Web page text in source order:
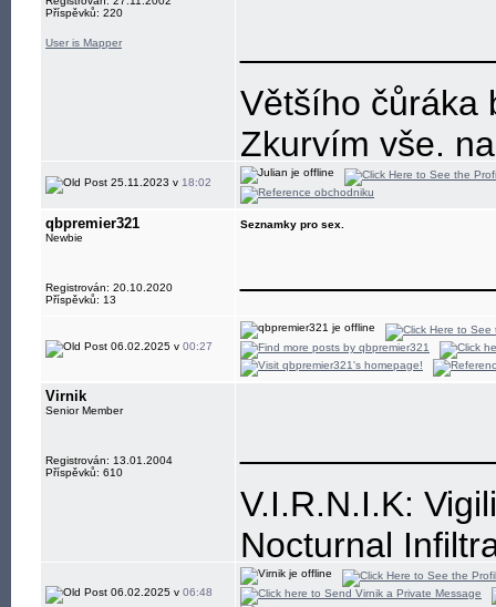
Příspěvků: 220
User is Mapper
Většího čůráka
Zkurvím vše,
25.11.2023 v 18:02
qbpremier321
Newbie
Registrován: 20.10.2020
Příspěvků: 13
Seznamky pro sex.
06.02.2025 v 00:27
Virnik
Senior Member
Registrován: 13.01.2004
Příspěvků: 610
V.I.R.N.I.K:
Nocturnal
Resistance is,
06.02.2025 v 06:48